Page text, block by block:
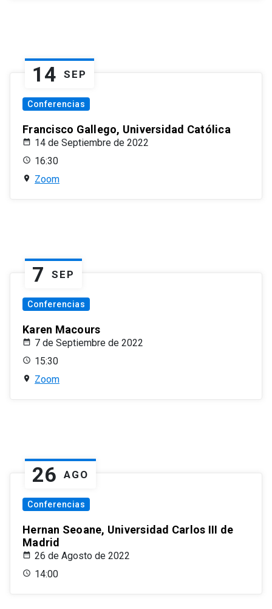
14 SEP
Conferencias
Francisco Gallego, Universidad Católica
14 de Septiembre de 2022
16:30
Zoom
7 SEP
Conferencias
Karen Macours
7 de Septiembre de 2022
15:30
Zoom
26 AGO
Conferencias
Hernan Seoane, Universidad Carlos III de
Madrid
26 de Agosto de 2022
14:00